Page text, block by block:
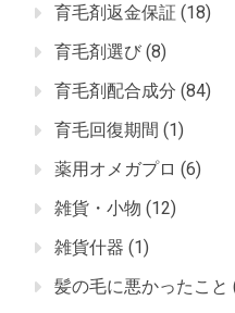
育毛剤返金保証 (18)
育毛剤選び (8)
育毛剤配合成分 (84)
育毛回復期間 (1)
薬用オメガプロ (6)
雑貨・小物 (12)
雑貨什器 (1)
髪の毛に悪かったこと